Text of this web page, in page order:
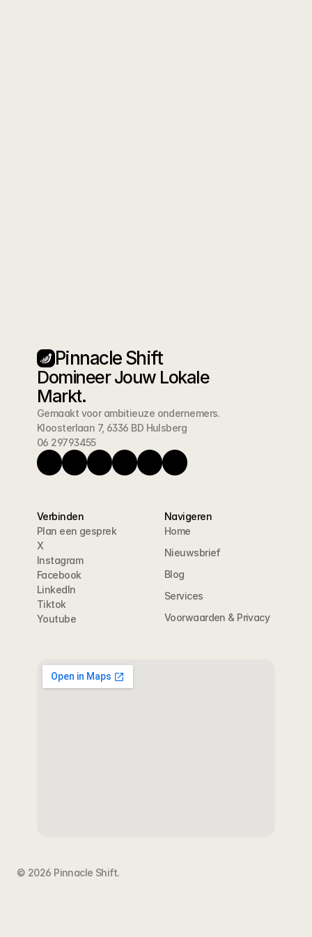
Pinnacle Shift
Domineer Jouw Lokale
Markt.
Gemaakt voor ambitieuze ondernemers.
Kloosterlaan 7, 6336 BD Hulsberg
06 29793455
Verbinden
Plan een gesprek
X
Instagram
Facebook
LinkedIn
Tiktok
Youtube
Navigeren
Home
Nieuwsbrief
Blog
Services
Voorwaarden & Privacy
© 2026 Pinnacle Shift.